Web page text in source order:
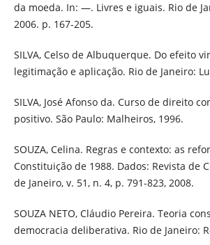
da moeda. In: —. Livres e iguais. Rio de
2006. p. 167-205.
SILVA, Celso de Albuquerque. Do efeito
legitimação e aplicação. Rio de Janeiro:
SILVA, José Afonso da. Curso de direito
positivo. São Paulo: Malheiros, 1996.
SOUZA, Celina. Regras e contexto: as
Constituição de 1988. Dados: Revista de
de Janeiro, v. 51, n. 4, p. 791-823, 2008.
SOUZA NETO, Cláudio Pereira. Teoria
democracia deliberativa. Rio de Janeiro: